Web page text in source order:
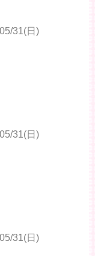
31(日)
31(日)
31(日)